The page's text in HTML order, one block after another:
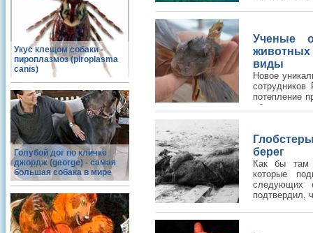
Укус клещом собаки -
пироплазмоз (piroplasma
canis)
Голубой дог по кличке
джордж (george) - самая
большая собака в мире
Ученые
животных
виды
Новое
сотрудников
потепление
обитающих в
берег
Как бы там
которые
следующих
подтвердил,